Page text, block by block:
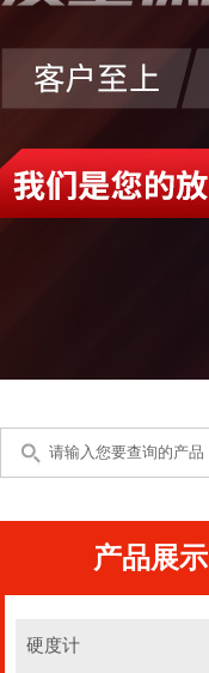
产品展示
硬度计